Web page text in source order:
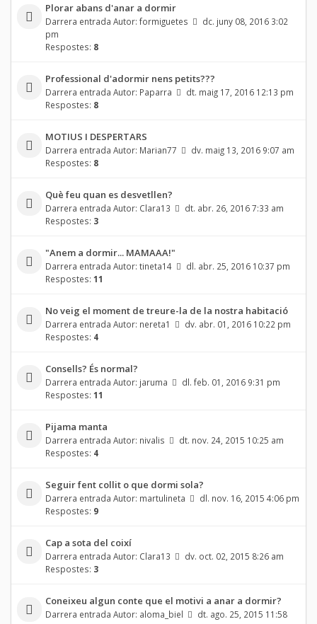
Plorar abans d'anar a dormir
Darrera entrada Autor: formiguetes
dc. juny 08, 2016 3:02
pm
Respostes: 8
Professional d'adormir nens petits???
Darrera entrada Autor: Paparra
dt. maig 17, 2016 12:13 pm
Respostes: 8
MOTIUS I DESPERTARS
Darrera entrada Autor: Marian77
dv. maig 13, 2016 9:07 am
Respostes: 8
Què feu quan es desvetllen?
Darrera entrada Autor: Clara13
dt. abr. 26, 2016 7:33 am
Respostes: 3
"Anem a dormir... MAMAAA!"
Darrera entrada Autor: tineta14
dl. abr. 25, 2016 10:37 pm
Respostes: 11
No veig el moment de treure-la de la nostra habitació
Darrera entrada Autor: nereta1
dv. abr. 01, 2016 10:22 pm
Respostes: 4
Consells? És normal?
Darrera entrada Autor: jaruma
dl. feb. 01, 2016 9:31 pm
Respostes: 11
Pijama manta
Darrera entrada Autor: nivalis
dt. nov. 24, 2015 10:25 am
Respostes: 4
Seguir fent collit o que dormi sola?
Darrera entrada Autor: martulineta
dl. nov. 16, 2015 4:06 pm
Respostes: 9
Cap a sota del coixí
Darrera entrada Autor: Clara13
dv. oct. 02, 2015 8:26 am
Respostes: 3
Coneixeu algun conte que el motivi a anar a dormir?
Darrera entrada Autor: aloma_biel
dt. ago. 25, 2015 11:58